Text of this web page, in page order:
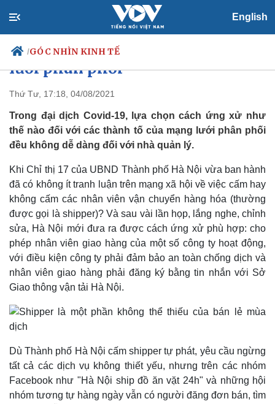
English
/GÓC NHÌN KINH TẾ
Chính trị
Đảng
Tổ chức nhân sự
Nhận diện sự thật
Xã hội
Tin 24h
Dự báo thời tiết
Dấu ấn VOV
Việc làm
Biển đảo
Quan sát
Cuộc sống đó đây
Hồ sơ
Video
Ảnh
E-Magazine
Infographic
Ưu tiên chống dịch trong mạng
lưới phân phối
Thứ Tư, 17:18, 04/08/2021
Trong đại dịch Covid-19, lựa chọn cách ứng xử như
thế nào đối với các thành tố của mạng lưới phân phối
đều không dễ dàng đối với nhà quản lý.
Khi Chỉ thị 17 của UBND Thành phố Hà Nội vừa ban hành
đã có không ít tranh luận trên mạng xã hội về việc cấm hay
không cấm các nhân viên vận chuyển hàng hóa (thường
được gọi là shipper)? Và sau vài lần họp, lắng nghe, chỉnh
sửa, Hà Nội mới đưa ra được cách ứng xử phù hợp: cho
phép nhân viên giao hàng của một số công ty hoạt động,
với điều kiện công ty phải đảm bảo an toàn chống dịch và
nhân viên giao hàng phải đăng ký bằng tin nhắn với Sở
Giao thông vận tải Hà Nội.
Dù Thành phố Hà Nội cấm shipper tự phát, yêu cầu ngừng
tất cả các dịch vụ không thiết yếu, nhưng trên các nhóm
Facebook như "Hà Nội ship đồ ăn vặt 24h" và những hội
nhóm tương tự hàng ngày vẫn có người đăng đơn bán, tìm